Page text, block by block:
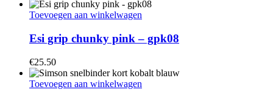
Toevoegen aan winkelwagen
Esi grip chunky pink – gpk08
€25.50
Toevoegen aan winkelwagen